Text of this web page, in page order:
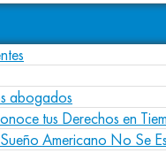
abogados
tus Derechos en
Americano No Se